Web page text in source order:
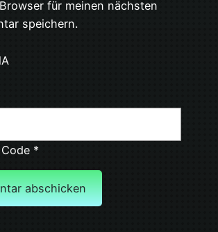
für meinen nächsten
speichern.
*